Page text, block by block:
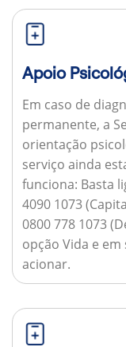
Apoio
Em caso de
permanente, a
orientação
serviço ainda
funciona: Basta
4090 1073
0800 778 1073
opção Vida e
acionar.